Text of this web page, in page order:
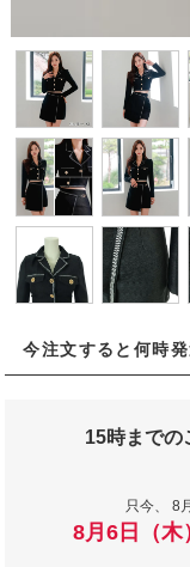
今注文すると何時
15時までの
只今、 8
8月6日（木